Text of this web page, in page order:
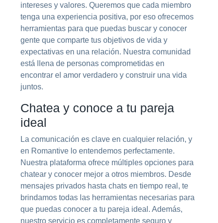
intereses y valores. Queremos que cada miembro
tenga una experiencia positiva, por eso ofrecemos
herramientas para que puedas buscar y conocer
gente que comparte tus objetivos de vida y
expectativas en una relación. Nuestra comunidad
está llena de personas comprometidas en
encontrar el amor verdadero y construir una vida
juntos.
Chatea y conoce a tu pareja
ideal
La comunicación es clave en cualquier relación, y
en Romantive lo entendemos perfectamente.
Nuestra plataforma ofrece múltiples opciones para
chatear y conocer mejor a otros miembros. Desde
mensajes privados hasta chats en tiempo real, te
brindamos todas las herramientas necesarias para
que puedas conocer a tu pareja ideal. Además,
nuestro servicio es completamente seguro y